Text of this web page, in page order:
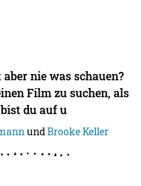
nie was schauen?
Film zu suchen, als
du auf u
undBrooke Keller